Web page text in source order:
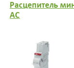
Расцепитель
AC